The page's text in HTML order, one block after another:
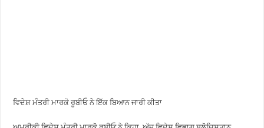
ਵਿਦੇਸ਼ ਮੰਤਰੀ ਮਾਰਕੋ ਰੂਬੀਓ ਨੇ ਇੱਕ ਬਿਆਨ ਜਾਰੀ ਕੀਤਾ